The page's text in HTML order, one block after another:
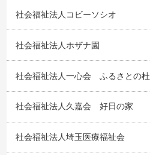
社会福祉法人コビーソシオ
社会福祉法人ホザナ園
社会福祉法人一心会 ふるさとの杜
社会福祉法人久嘉会 好日の家
社会福祉法人埼玉医療福祉会